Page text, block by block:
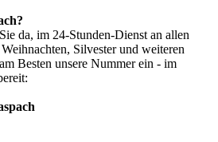
?
da, im 24-Stunden-Dienst an allen
Silvester und weiteren
Besten unsere Nummer ein - im